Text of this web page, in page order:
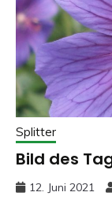
Splitter
Bild des
12. Juni 2021